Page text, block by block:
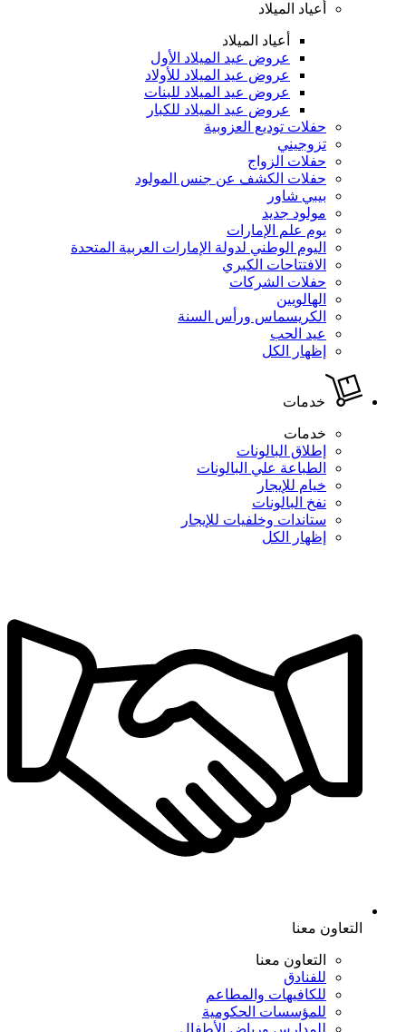
أعياد الميلاد
أعياد الميلاد
عروض عيد الميلاد الأول
عروض عيد الميلاد للأولاد
عروض عيد الميلاد للبنات
عروض عيد الميلاد للكبار
حفلات توديع العزوبية
تزوجيني
حفلات الزواج
حفلات الكشف عن جنس المولود
بيبي شاور
مولود جديد
يوم علم الإمارات
اليوم الوطني لدولة الإمارات العربية المتحدة
الافتتاحات الكبري
حفلات الشركات
الهالويين
الكريسماس ورأس السنة
عيد الحب
إظهار الكل
خدمات
خدمات
إطلاق البالونات
الطباعة علي البالونات
خيام للإيجار
نفخ البالونات
ستاندات وخلفيات للإيجار
إظهار الكل
التعاون معنا
التعاون معنا
للفنادق
للكافيهات والمطاعم
للمؤسسات الحكومية